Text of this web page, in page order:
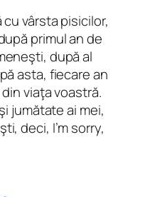
vârsta pisicilor,
primul an de
după al
asta, fiecare an
viaţa voastră.
jumătate ai mei,
deci, I’m sorry,